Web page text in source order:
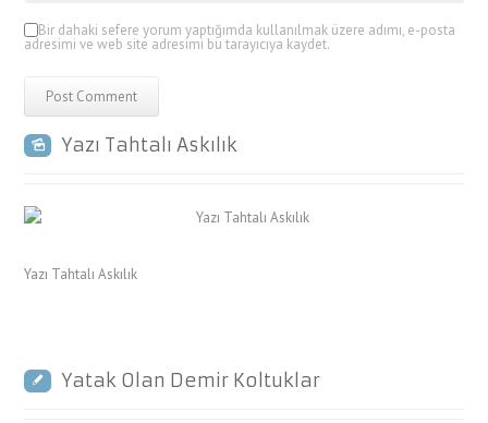
Bir dahaki sefere yorum yaptığımda kullanılmak üzere adımı, e-posta
adresimi ve web site adresimi bu tarayıcıya kaydet.
Yazı Tahtalı Askılık
Yazı Tahtalı Askılık
Yatak Olan Demir Koltuklar